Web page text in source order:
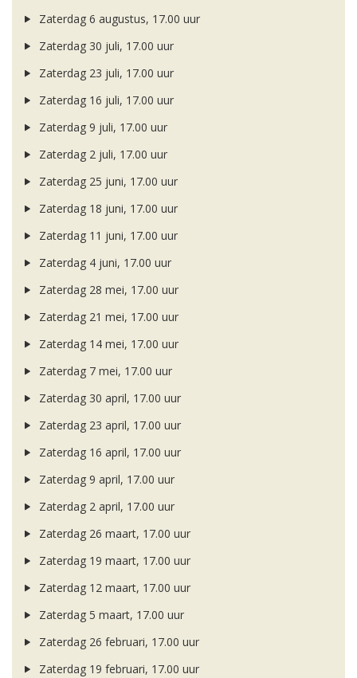
Zaterdag 6 augustus, 17.00 uur
Zaterdag 30 juli, 17.00 uur
Zaterdag 23 juli, 17.00 uur
Zaterdag 16 juli, 17.00 uur
Zaterdag 9 juli, 17.00 uur
Zaterdag 2 juli, 17.00 uur
Zaterdag 25 juni, 17.00 uur
Zaterdag 18 juni, 17.00 uur
Zaterdag 11 juni, 17.00 uur
Zaterdag 4 juni, 17.00 uur
Zaterdag 28 mei, 17.00 uur
Zaterdag 21 mei, 17.00 uur
Zaterdag 14 mei, 17.00 uur
Zaterdag 7 mei, 17.00 uur
Zaterdag 30 april, 17.00 uur
Zaterdag 23 april, 17.00 uur
Zaterdag 16 april, 17.00 uur
Zaterdag 9 april, 17.00 uur
Zaterdag 2 april, 17.00 uur
Zaterdag 26 maart, 17.00 uur
Zaterdag 19 maart, 17.00 uur
Zaterdag 12 maart, 17.00 uur
Zaterdag 5 maart, 17.00 uur
Zaterdag 26 februari, 17.00 uur
Zaterdag 19 februari, 17.00 uur